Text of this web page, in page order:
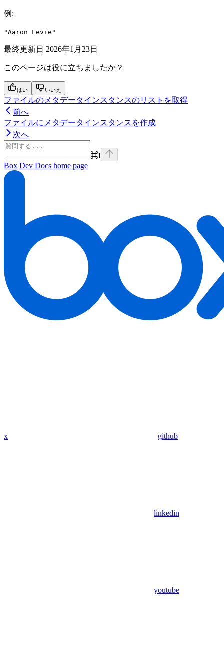
例 :
"Aaron Levie"
最終更新日 2026年1月23日
このページは役に立ちましたか？
はい いいえ
ファイルのメタデータインスタンスのリストを取得
前へ
ファイルにメタデータインスタンスを作成
次へ
⌘I
Box Dev Docs home page
x github
linkedin
youtube